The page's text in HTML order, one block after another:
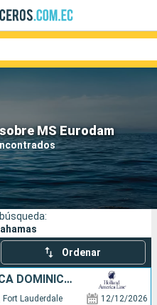
MS Eurodam
Compañías
Buscar
Ordenar
ESTADOS UNIDOS, REPÚBLICA DOMINICANA, BAHAMAS
Fort Lauderdale 12/12/2026